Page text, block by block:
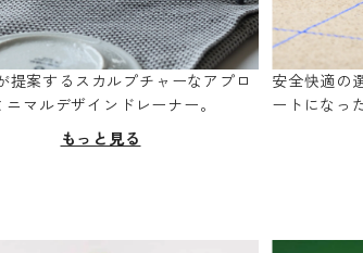
提案するスカルプチャーなアプロ
ニマルデザインドレーナー。
もっと見る
安全快適の
ートになっ